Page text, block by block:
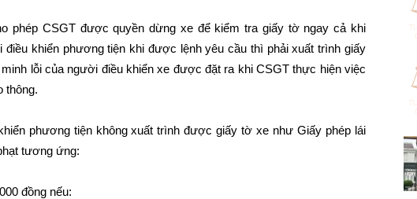
phép CSGT được quyền dừng xe để kiểm tra giấy tờ ngay cả khi
khiển phương tiện khi được lệnh yêu cầu thì phải xuất trình giấy
lỗi của người điều khiển xe được đặt ra khi CSGT thực hiện việc
thông.
phương tiện không xuất trình được giấy tờ xe như Giấy phép lái
tương ứng:
đồng nếu: